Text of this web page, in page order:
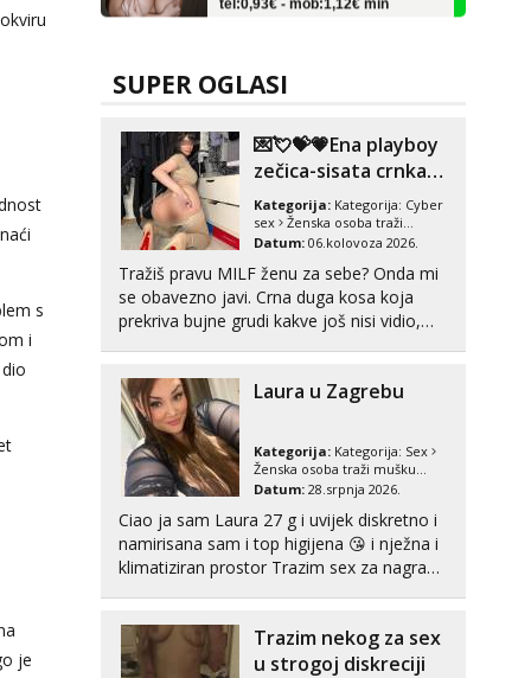
s
i
je
Tel: 064/677-677
tel:0,93€ - mob:1,12€ min
Lili
Čekam tvoj poziv!
Tel: 064/677-677- Kod: #128
tel:0,93€ - mob:1,12€ min
Zara
Čekam tvoj poziv!
Tel: 064/677-677- Kod: #123
tel:0,93€ - mob:1,12€ min
Anđela
Čekam tvoj poziv!
Tel: 064/677-677- Kod: #142
tel:0,93€ - mob:1,12€ min
Maja
Čekam tvoj poziv!
Tel:064/677-677 - Kod: #04
tel:0,93€ - mob:1,12€ min
Kristina
Čekam tvoj poziv!
SUPER OGLASI
💌💘💝💗Ena playboy
zečica-sisata crnka
(36) hot slike, videa i
c2c💗
Kategorija: Kategorija: Cyber
sex
Ženska osoba traži
mušku osobu
Datum: 06.kolovoza 2026.
Tražiš pravu MILF ženu za sebe? Onda mi
se obavezno javi. Crna duga kosa koja
prekriva bujne grudi kakve još nisi vidio,
urezati u pamćenje, jer vjeruj mi, takve još
nisi vidio. Uvijek sam spremna za
ONLOINE zabavu...
Laura u Zagrebu
Kategorija: Kategorija: Sex
Ženska osoba traži mušku
osobu
Datum: 28.srpnja 2026.
Ciao ja sam Laura 27 g i uvijek diskretno i
namirisana sam i top higijena 😘 i nježna i
klimatiziran prostor Trazim sex za nagradu
me mozes i ljubiti po tijelu Iskljucivo
neradim analni !!! I neljubim se Wha...
Trazim nekog za sex
u strogoj diskreciji